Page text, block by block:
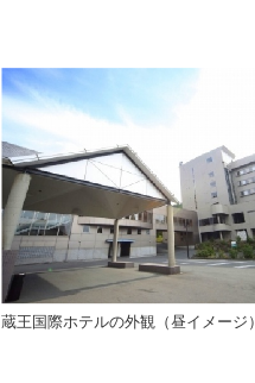
蔵王国際ホテルの外観（昼イメージ